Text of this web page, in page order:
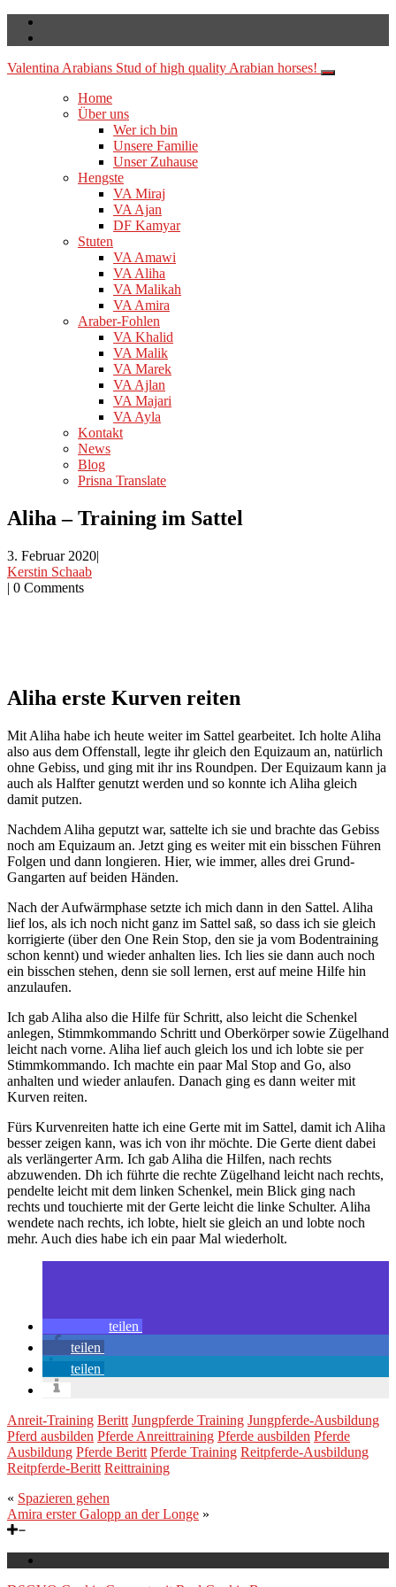
Valentina Arabians Stud of high quality Arabian horses!
Home
Über uns
Wer ich bin
Unsere Familie
Unser Zuhause
Hengste
VA Miraj
VA Ajan
DF Kamyar
Stuten
VA Amawi
VA Aliha
VA Malikah
VA Amira
Araber-Fohlen
VA Khalid
VA Malik
VA Marek
VA Ajlan
VA Majari
VA Ayla
Kontakt
News
Blog
Prisna Translate
Aliha – Training im Sattel
3. Februar 2020|
Kerstin Schaab
| 0 Comments
Aliha erste Kurven reiten
Mit Aliha habe ich heute weiter im Sattel gearbeitet. Ich holte Aliha
also aus dem Offenstall, legte ihr gleich den Equizaum an, natürlich
ohne Gebiss, und ging mit ihr ins Roundpen. Der Equizaum kann ja
auch als Halfter genutzt werden und so konnte ich Aliha gleich
damit putzen.
Nachdem Aliha geputzt war, sattelte ich sie und brachte das Gebiss
noch am Equizaum an. Jetzt ging es weiter mit ein bisschen Führen
Folgen und dann longieren. Hier, wie immer, alles drei Grund-
Gangarten auf beiden Händen.
Nach der Aufwärmphase setzte ich mich dann in den Sattel. Aliha
lief los, als ich noch nicht ganz im Sattel saß, so dass ich sie gleich
korrigierte (über den One Rein Stop, den sie ja vom Bodentraining
schon kennt) und wieder anhalten lies. Ich lies sie dann auch noch
ein bisschen stehen, denn sie soll lernen, erst auf meine Hilfe hin
anzulaufen.
Ich gab Aliha also die Hilfe für Schritt, also leicht die Schenkel
anlegen, Stimmkommando Schritt und Oberkörper sowie Zügelhand
leicht nach vorne. Aliha lief auch gleich los und ich lobte sie per
Stimmkommando. Ich machte ein paar Mal Stop and Go, also
anhalten und wieder anlaufen. Danach ging es dann weiter mit
Kurven reiten.
Fürs Kurvenreiten hatte ich eine Gerte mit im Sattel, damit ich Aliha
besser zeigen kann, was ich von ihr möchte. Die Gerte dient dabei
als verlängerter Arm. Ich gab Aliha die Hilfen, nach rechts
abzuwenden. Dh ich führte die rechte Zügelhand leicht nach rechts,
pendelte leicht mit dem linken Schenkel, mein Blick ging nach
rechts und touchierte mit der Gerte leicht die linke Schulter. Aliha
wendete nach rechts, ich lobte, hielt sie gleich an und lobte noch
mehr. Auch dies habe ich ein paar Mal wiederholt.
teilen
teilen
teilen
Anreit-Training Beritt Jungpferde Training Jungpferde-Ausbildung
Pferd ausbilden Pferde Anreittraining Pferde ausbilden Pferde
Ausbildung Pferde Beritt Pferde Training Reitpferde-Ausbildung
Reitpferde-Beritt Reittraining
« Spazieren gehen
Amira erster Galopp an der Longe »